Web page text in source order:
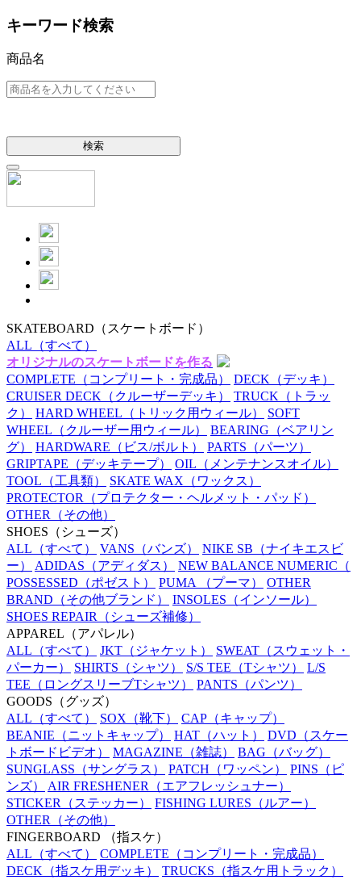
キーワード検索
商品名
検索
SKATEBOARD （スケートボード）
ALL （すべて）
オリジナルのスケートボードを作る
COMPLETE （コンプリート・完成品） DECK （デッキ）
CRUISER DECK （クルーザーデッキ） TRUCK （トラッ
ク）
HARD WHEEL （トリック用ウィール）
SOFT
WHEEL （クルーザー用ウィール） BEARING （ベアリン
グ）
HARDWARE （ビス/ボルト） PARTS （パーツ）
GRIPTAPE （デッキテープ） OIL （メンテナンスオイル）
TOOL （工具類） SKATE WAX （ワックス）
PROTECTOR （プロテクター・ヘルメット・パッド）
OTHER （その他）
SHOES （シューズ）
ALL （すべて） VANS （バンズ） NIKE SB （ナイキエスビ
ー）
ADIDAS （アディダス） NEW BALANCE NUMERIC （
POSSESSED （ポゼスト） PUMA （プーマ）
OTHER
BRAND （その他ブランド） INSOLES （インソール）
SHOES REPAIR （シューズ補修）
APPAREL （アパレル）
ALL （すべて） JKT （ジャケット） SWEAT （スウェット・
パーカー）
SHIRTS （シャツ） S/S TEE （Tシャツ）
L/S
TEE （ロングスリーブTシャツ） PANTS （パンツ）
GOODS （グッズ）
ALL （すべて） SOX （靴下） CAP （キャップ）
BEANIE （ニットキャップ） HAT （ハット） DVD （スケー
トボードビデオ）
MAGAZINE （雑誌） BAG （バッグ）
SUNGLASS （サングラス） PATCH （ワッペン） PINS （ピ
ンズ）
AIR FRESHENER （エアフレッシュナー）
STICKER （ステッカー） FISHING LURES （ルアー）
OTHER （その他）
FINGERBOARD
（指スケ）
ALL （すべて） COMPLETE （コンプリート・完成品）
DECK （指スケ用デッキ） TRUCKS （指スケ用トラック）